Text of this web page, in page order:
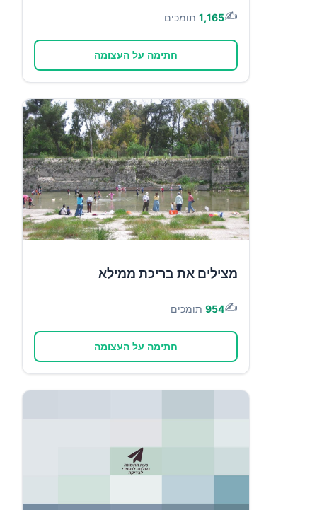
✍️
1,165 תומכים
חתימה על העצומה
מצילים את בריכת ממילא
✍️
954 תומכים
חתימה על העצומה